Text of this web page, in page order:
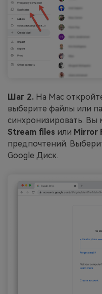
Шаг 2. На Mac
выберите файлы или
синхронизировать.
Stream files или Mirror
предпочтений.
Google Диск.